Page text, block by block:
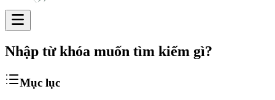
Nhập từ khóa muốn tìm kiếm gì?
Mục lục